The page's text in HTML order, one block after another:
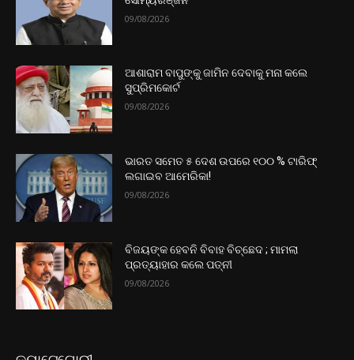
09/08/2026
ଆଶାରାମ ବାପୁଙ୍କୁ ଜାମିନ ଦେବାକୁ ମନା କଲେ
ସୁପ୍ରିମକୋର୍ଟ
09/08/2026
ଭାରତ ସମେତ ୫ ଦେଶ ଉପରେ ୧୦୦ % ଟାରିଫ୍
ଲଗାଇବ ଆମେରିକା!
09/08/2026
ବିଜୟଙ୍କ ହେବନି ବିବାହ ବିଚ୍ଛେଦ ; ମାମଲା
ପ୍ରତ୍ୟାହାର କଲେ ପତ୍ନୀ
09/08/2026